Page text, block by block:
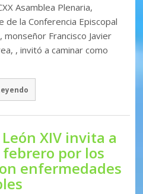
Asamblea Plenaria,
de la Conferencia Episcopal
monseñor Francisco Javier
, invitó a caminar como
León XIV invita a
por los
enfermedades